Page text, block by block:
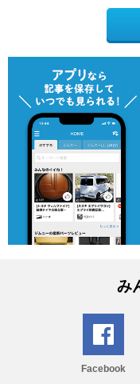
み
Facebook